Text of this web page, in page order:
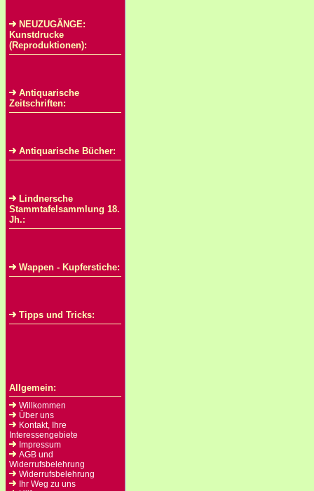
NEUZUGÄNGE:
Kunstdrucke
(Reproduktionen):
Antiquarische
Zeitschriften:
Antiquarische Bücher:
Lindnersche
Stammtafelsammlung 18.
Jh.:
Wappen - Kupferstiche:
Tipps und Tricks:
Allgemein:
Willkommen
Über uns
Kontakt, Ihre
Interessengebiete
Impressum
AGB und
Widerrufsbelehrung
Widerrufsbelehrung
Ihr Weg zu uns